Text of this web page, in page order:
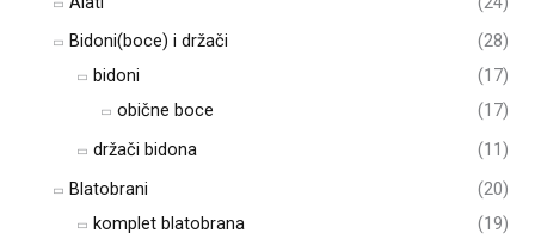
Bidoni(boce) i držači
(28)
bidoni
(17)
obične boce
(17)
držači bidona
(11)
Blatobrani
(20)
komplet blatobrana
(19)